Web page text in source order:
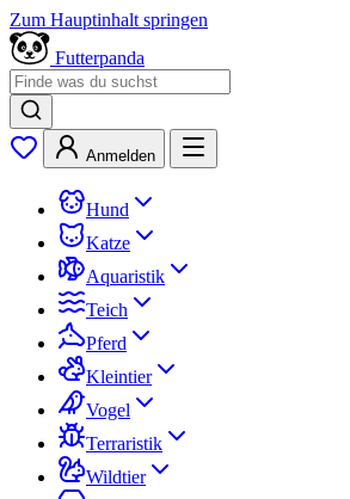
Zum Hauptinhalt springen
Futterpanda
Anmelden
Hund
Katze
Aquaristik
Teich
Pferd
Kleintier
Vogel
Terraristik
Wildtier